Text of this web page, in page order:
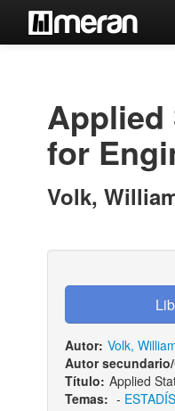
Estantes Virtuales
Iniciar sesión
for
Volk,
Autor: Volk,
Autor
Título: Applied
Temas: -